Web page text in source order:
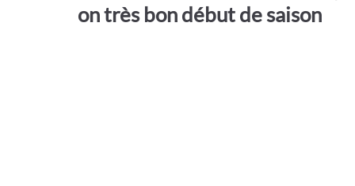
on très bon début de saison